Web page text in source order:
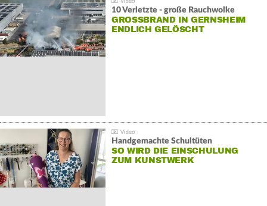
10 Verletzte - große Rauchwolke
GROSSBRAND IN GERNSHEIM E
NDLICH GELÖSCHT
Handgemachte Schultüten
SO WIRD DIE EINSCHULUNG
ZUM KUNSTWERK